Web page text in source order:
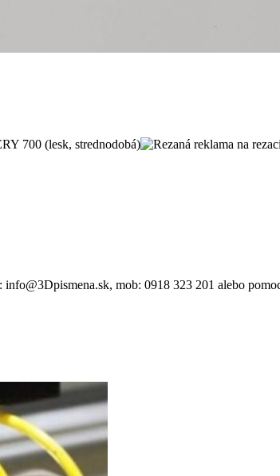
700 (lesk, strednodobá)
mob: 0918 323 201 alebo